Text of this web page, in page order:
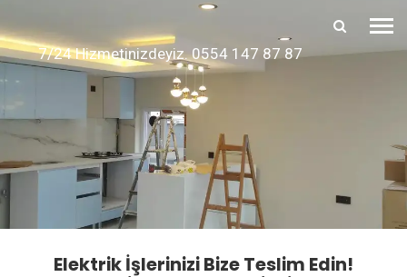
7/24 Hizmetinizdeyiz. 0554 147 87 87
Elektrik İşlerinizi Bize Teslim Edin!